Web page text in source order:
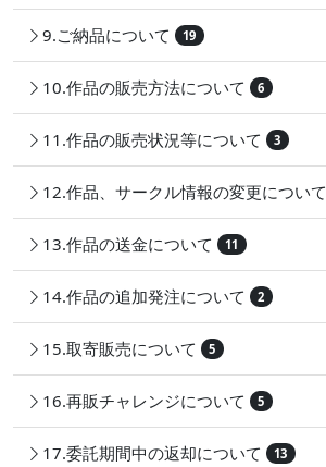
9.ご納品について 19
10.作品の販売方法について 6
11.作品の販売状況等について 3
12.作品、サークル情報の変更について
13.作品の送金について 11
14.作品の追加発注について 2
15.取寄販売について 5
16.再販チャレンジについて 5
17.委託期間中の返却について 13